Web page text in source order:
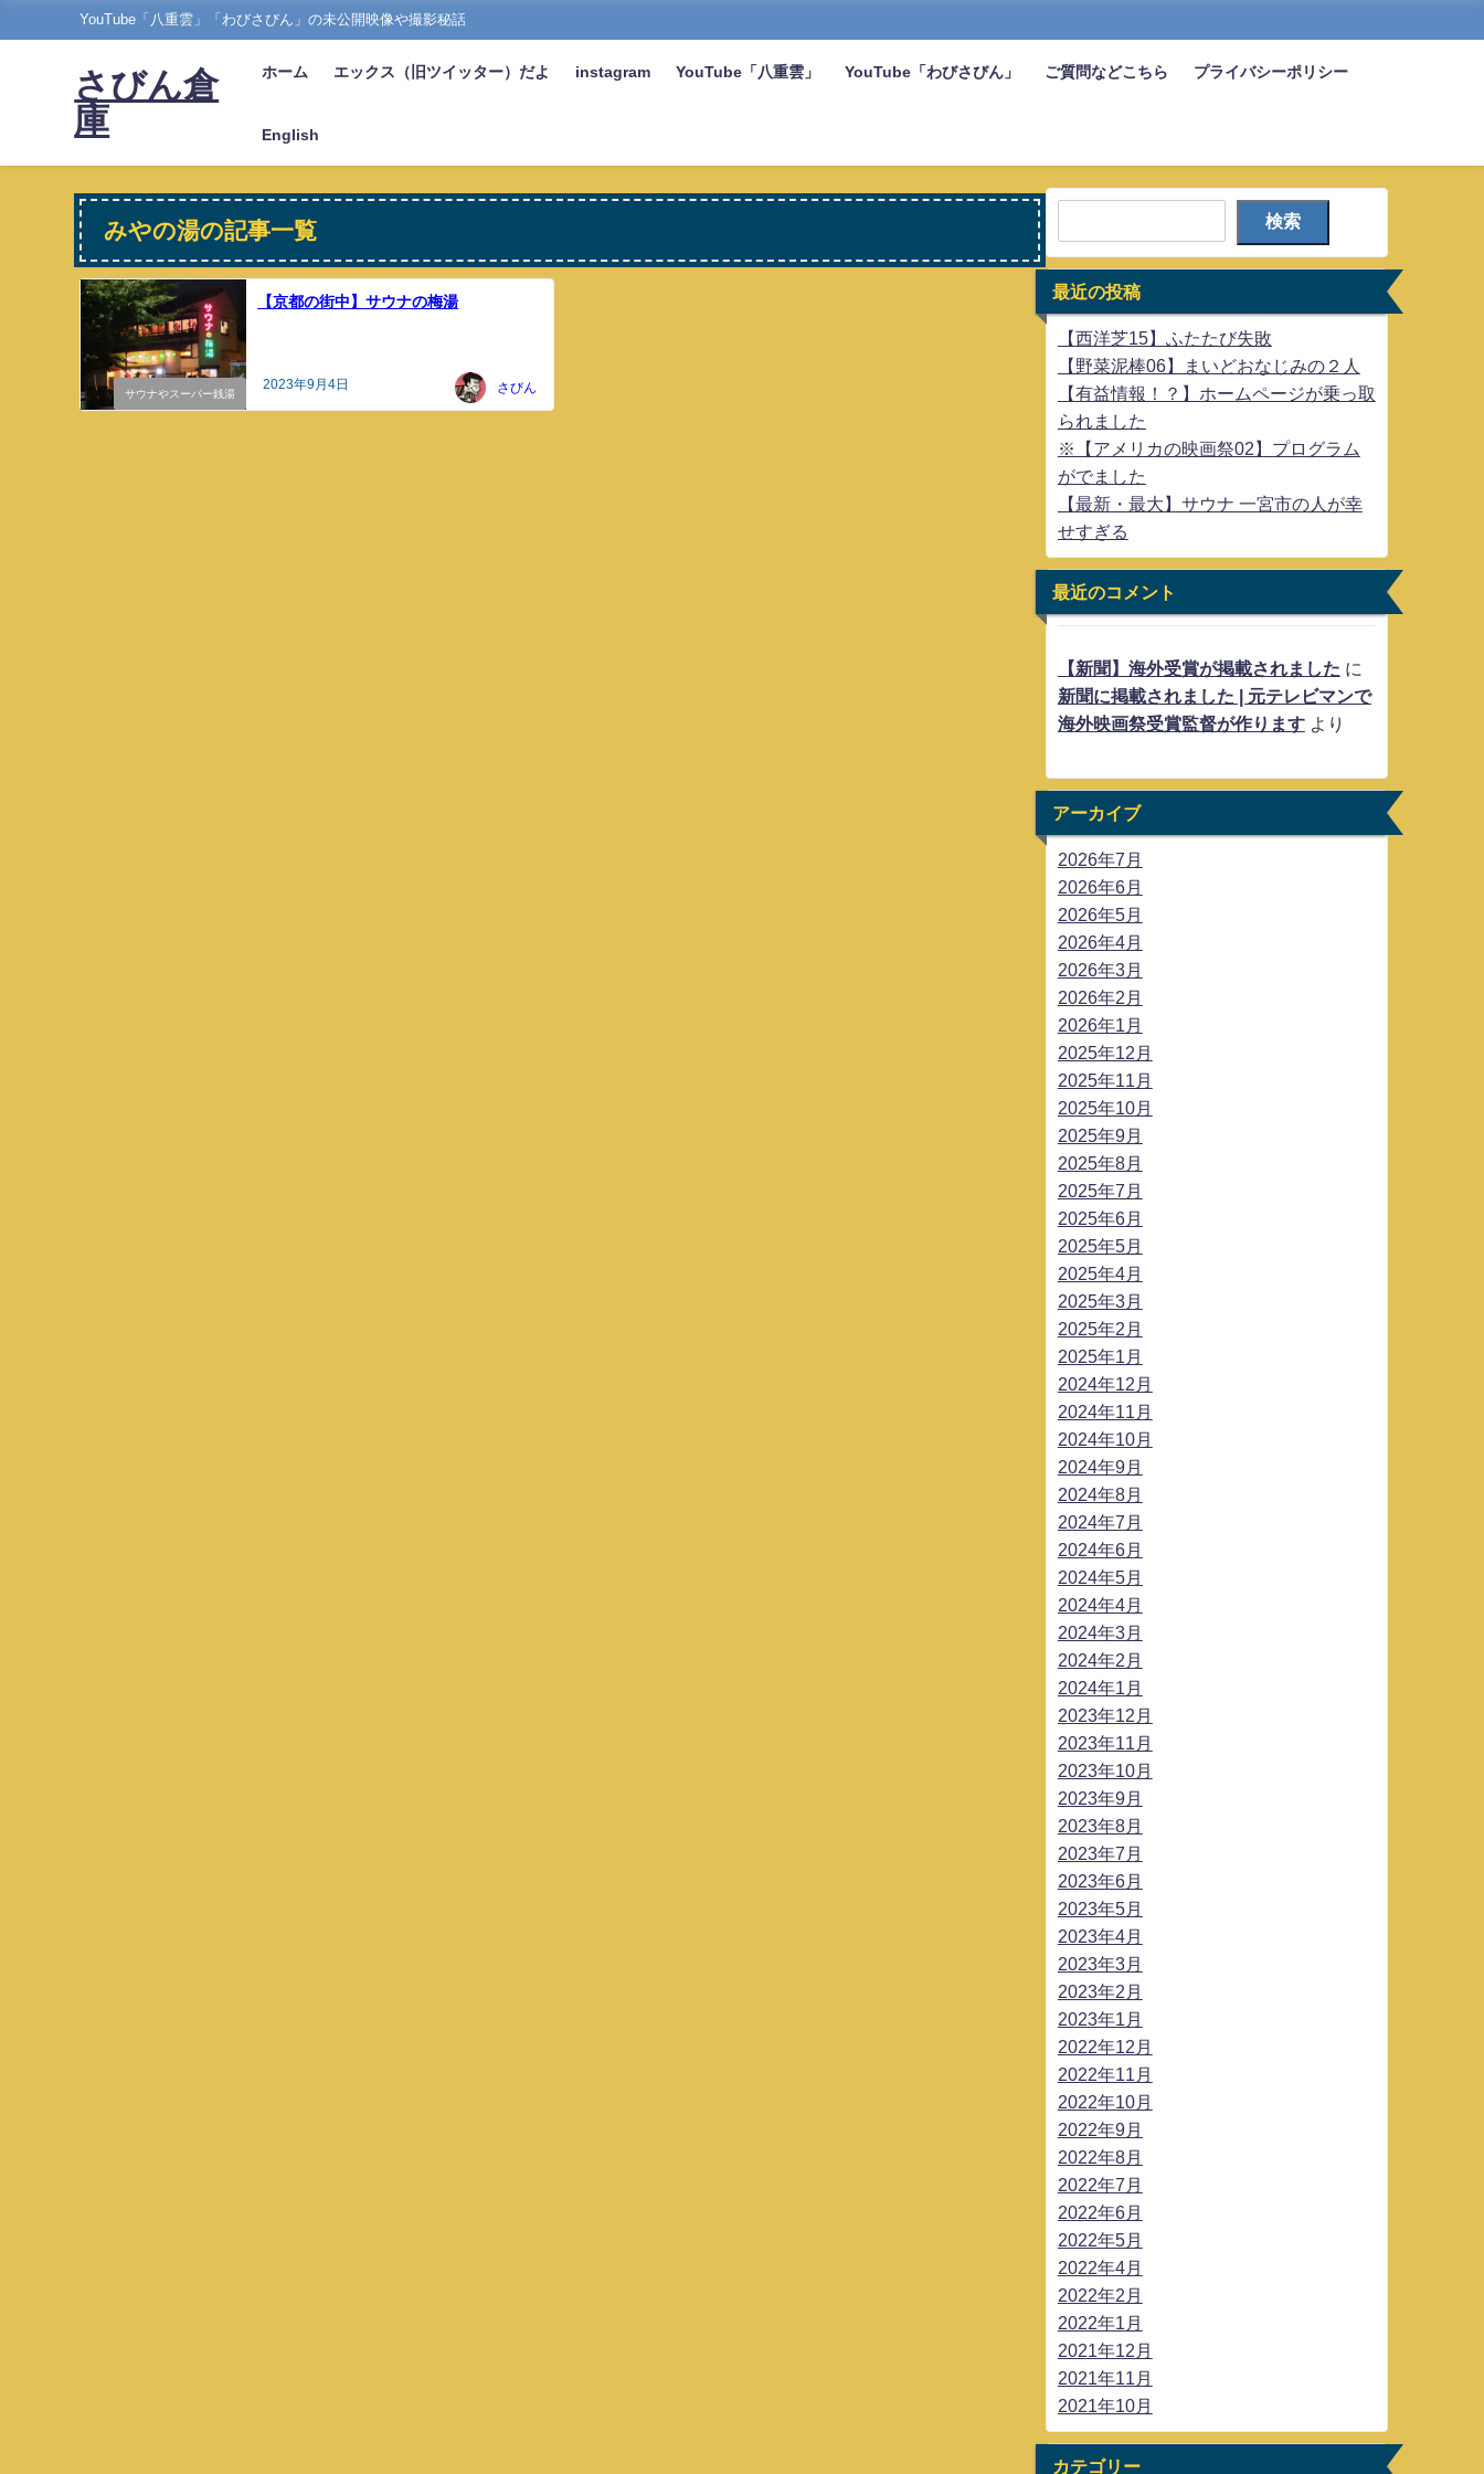
YouTube「八重雲」「わびさびん」の未公開映像や撮影秘話
さびん倉
庫
ホーム エックス（旧ツイッター）だよ instagram YouTube「八重雲」 YouTube「わびさびん」 ご質問などこちら プライバシーポリシー
English
みやの湯の記事一覧
サウナやスーパー銭湯
【京都の街中】サウナの梅湯
2023年9月4日 さびん
検索
最近の投稿
【西洋芝15】ふたたび失敗
【野菜泥棒06】まいどおなじみの２人
【有益情報！？】ホームページが乗っ取
られました
※【アメリカの映画祭02】プログラム
がでました
【最新・最大】サウナ 一宮市の人が幸
せすぎる
最近のコメント
【新聞】海外受賞が掲載されました に
新聞に掲載されました | 元テレビマンで
海外映画祭受賞監督が作りますより
アーカイブ
2026年7月
2026年6月
2026年5月
2026年4月
2026年3月
2026年2月
2026年1月
2025年12月
2025年11月
2025年10月
2025年9月
2025年8月
2025年7月
2025年6月
2025年5月
2025年4月
2025年3月
2025年2月
2025年1月
2024年12月
2024年11月
2024年10月
2024年9月
2024年8月
2024年7月
2024年6月
2024年5月
2024年4月
2024年3月
2024年2月
2024年1月
2023年12月
2023年11月
2023年10月
2023年9月
2023年8月
2023年7月
2023年6月
2023年5月
2023年4月
2023年3月
2023年2月
2023年1月
2022年12月
2022年11月
2022年10月
2022年9月
2022年8月
2022年7月
2022年6月
2022年5月
2022年4月
2022年2月
2022年1月
2021年12月
2021年11月
2021年10月
カテゴリー